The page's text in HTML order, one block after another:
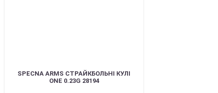
SPECNA ARMS СТРАЙКБОЛЬНІ КУЛІ
ONE 0.23G 28194